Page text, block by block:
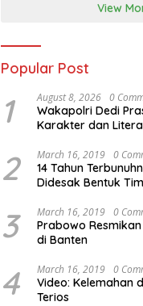
View
Popular Post
1 August 8, 2026 0
Wakapolri Dedi
Karakter dan
2 March 16, 2019 0
14 Tahun
Didesak Bentuk
3 March 16, 2019 0
Prabowo
di Banten
4 March 16, 2019 0
Video: Kelemahan
Terios